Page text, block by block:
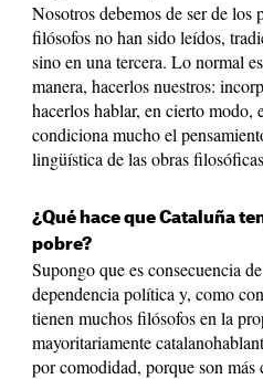
Nosotros debemos de ser de los
filósofos no han sido leídos,
sino en una tercera. Lo normal
manera, hacerlos nuestros:
hacerlos hablar, en cierto modo,
condiciona mucho el
lingüística de las obras
¿Qué hace que Cataluña
pobre?
Supongo que es consecuencia
dependencia política y, como
tienen muchos filósofos en la
mayoritariamente
por comodidad, porque son más